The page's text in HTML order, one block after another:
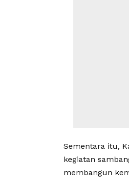
Sementara itu,
kegiatan
membangun